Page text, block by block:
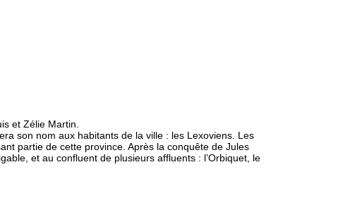
et Zélie Martin.
son nom aux habitants de la ville : les Lexoviens. Les
partie de cette province. Après la conquête de Jules
et au confluent de plusieurs affluents : l’Orbiquet, le